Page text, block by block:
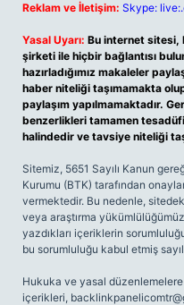
Reklam ve İletişim: Skype:
Yasal Uyarı: Bu internet sitesi,
şirketi ile hiçbir bağlantısı
hazırladığımız makaleler
haber niteliği taşımamakta
paylaşım yapılmamaktadır.
benzerlikleri tamamen
halindedir ve tavsiye niteliği
Sitemiz, 5651 Sayılı Kanun
Kurumu (BTK) tarafından
vermektedir. Bu nedenle,
veya araştırma
yazdıkları içeriklerin
bu sorumluluğu kabul etmiş
Hukuka ve yasal
içerikleri,